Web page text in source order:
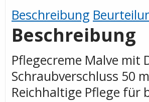
Beschreibung
Beschreibung
Pflegecreme Malve mit
Schraubverschluss 50
Reichhaltige Pflege für